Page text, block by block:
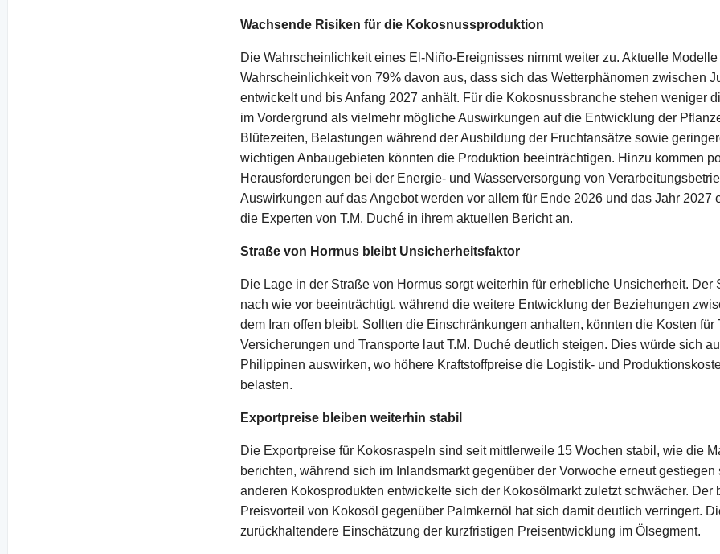
Wachsende Risiken für die Kokosnussproduktion
Die Wahrscheinlichkeit eines El-Niño-Ereignisses nimmt weiter zu. Aktuelle
Wahrscheinlichkeit von 79% davon aus, dass sich das Wetterphänomen zwischen
entwickelt und bis Anfang 2027 anhält. Für die Kokosnussbranche stehen weniger
im Vordergrund als vielmehr mögliche Auswirkungen auf die Entwicklung der
Blütezeiten, Belastungen während der Ausbildung der Fruchtansätze sowie
wichtigen Anbaugebieten könnten die Produktion beeinträchtigen. Hinzu kommen
Herausforderungen bei der Energie- und Wasserversorgung von
Auswirkungen auf das Angebot werden vor allem für Ende 2026 und das Jahr 2027
die Experten von T.M. Duché in ihrem aktuellen Bericht an.
Straße von Hormus bleibt Unsicherheitsfaktor
Die Lage in der Straße von Hormus sorgt weiterhin für erhebliche Unsicherheit. Der
nach wie vor beeinträchtigt, während die weitere Entwicklung der Beziehungen
dem Iran offen bleibt. Sollten die Einschränkungen anhalten, könnten die Kosten für
Versicherungen und Transporte laut T.M. Duché deutlich steigen. Dies würde sich
Philippinen auswirken, wo höhere Kraftstoffpreise die Logistik- und
belasten.
Exportpreise bleiben weiterhin stabil
Die Exportpreise für Kokosraspeln sind seit mittlerweile 15 Wochen stabil, wie die
berichten, während sich im Inlandsmarkt gegenüber der Vorwoche erneut gestiegen
anderen Kokosprodukten entwickelte sich der Kokosölmarkt zuletzt schwächer. Der
Preisvorteil von Kokosöl gegenüber Palmkernöl hat sich damit deutlich verringert.
zurückhaltendere Einschätzung der kurzfristigen Preisentwicklung im Ölsegment.